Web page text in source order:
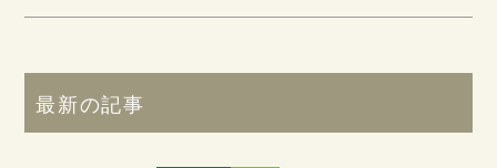
最新の記事